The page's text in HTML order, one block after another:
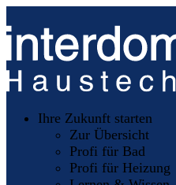
Ihre Zukunft starten
Zur Übersicht
Profi für Bad
Profi für Heizung